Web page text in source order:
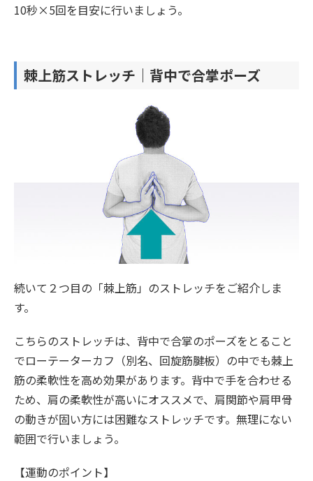
10秒×5回を目安に行いましょう。
棘上筋ストレッチ｜背中で合掌ポーズ
続いて２つ目の「棘上筋」のストレッチをご紹介しま
す。
こちらのストレッチは、背中で合掌のポーズをとること
でローテーターカフ（別名、回旋筋腱板）の中でも棘上
筋の柔軟性を高め効果があります。背中で手を合わせる
ため、肩の柔軟性が高いにオススメで、肩関節や肩甲骨
の動きが固い方には困難なストレッチです。無理にない
範囲で行いましょう。
【運動のポイント】